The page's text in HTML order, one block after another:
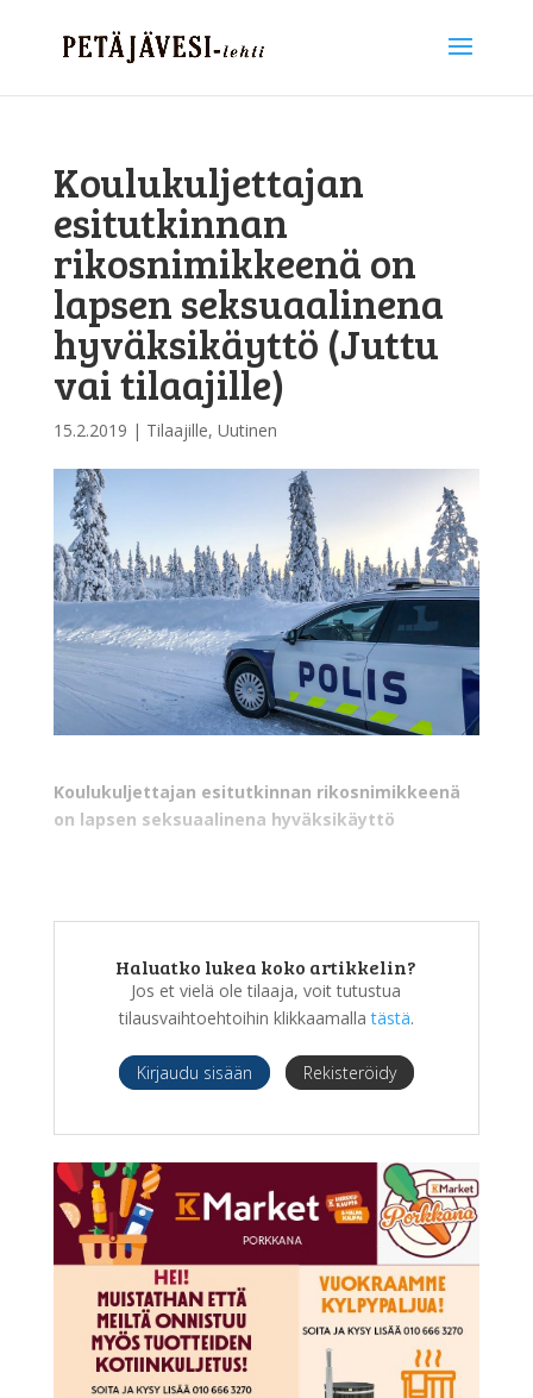
Koulukuljettajan
esitutkinnan
rikosnimikkeenä on
lapsen seksuaalinena
hyväksikäyttö (Juttu
vai tilaajille)
15.2.2019 | Tilaajille, Uutinen
Koulukuljettajan esitutkinnan rikosnimikkeenä
on lapsen seksuaalinena hyväksikäyttö
Haluatko lukea koko artikkelin?
Jos et vielä ole tilaaja, voit tutustua
tilausvaihtoehtoihin klikkaamallatästä.
Kirjaudu sisään Rekisteröidy